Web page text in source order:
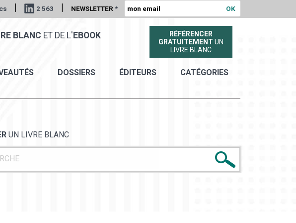
| 2 563 | NEWSLETTER *
BLANC ET DE L' EBOOK
RÉFÉRENCER
GRATUITEMENT UN
LIVRE BLANC
DOSSIERS ÉDITEURS CATÉGORIES
UN LIVRE BLANC